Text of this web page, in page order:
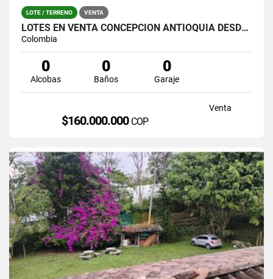
LOTE / TERRENO VENTA
LOTES EN VENTA CONCEPCIÒN ANTIOQUIA DESDE 160 MILLONES
Colombia
0
Alcobas
0
Baños
0
Garaje
Venta
$160.000.000 COP